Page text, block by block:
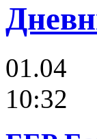
01.04
10:32